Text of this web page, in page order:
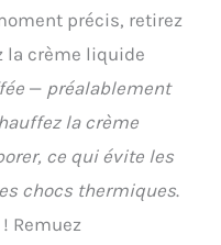
précis, retirez
la crème liquide
— préalablement
la crème
ce qui évite les
chocs thermiques.
Remuez